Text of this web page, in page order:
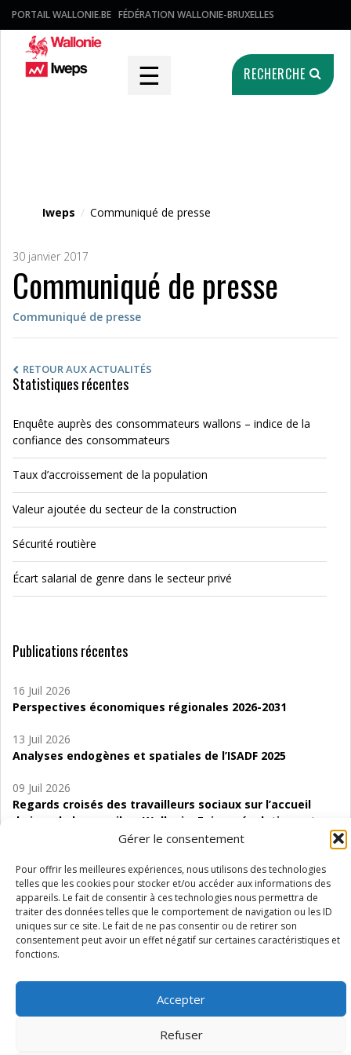
Gérer le consentement
Pour offrir les meilleures expériences, nous utilisons des technologies
telles que les cookies pour stocker et/ou accéder aux informations des
appareils. Le fait de consentir à ces technologies nous permettra de
traiter des données telles que le comportement de navigation ou les ID
uniques sur ce site. Le fait de ne pas consentir ou de retirer son
consentement peut avoir un effet négatif sur certaines caractéristiques et
fonctions.
Accepter
Refuser
PORTAIL WALLONIE.BE FÉDÉRATION WALLONIE-BRUXELLES
☰ RECHERCHE
Iweps / Communiqué de presse
30 janvier 2017
Communiqué de presse
Communiqué de presse
RETOUR AUX ACTUALITÉS
Statistiques récentes
Enquête auprès des consommateurs wallons – indice de la
confiance des consommateurs
Taux d’accroissement de la population
Valeur ajoutée du secteur de la construction
Sécurité routière
Écart salarial de genre dans le secteur privé
Publications récentes
16 Juil 2026
Perspectives économiques régionales 2026-2031
13 Juil 2026
Analyses endogènes et spatiales de l’ISADF 2025
09 Juil 2026
Regards croisés des travailleurs sociaux sur l’accueil
de jour de bas seuil en Wallonie. Enjeux, évolutions et
06 Juil 2026
Étude d’évaluabilité des Structures
d’accompagnement à l’autocréation d’emploi (SAACE)
01 Juil 2026
Pénurie du personnel infirmier :quels indicateurs
Wallonie ?